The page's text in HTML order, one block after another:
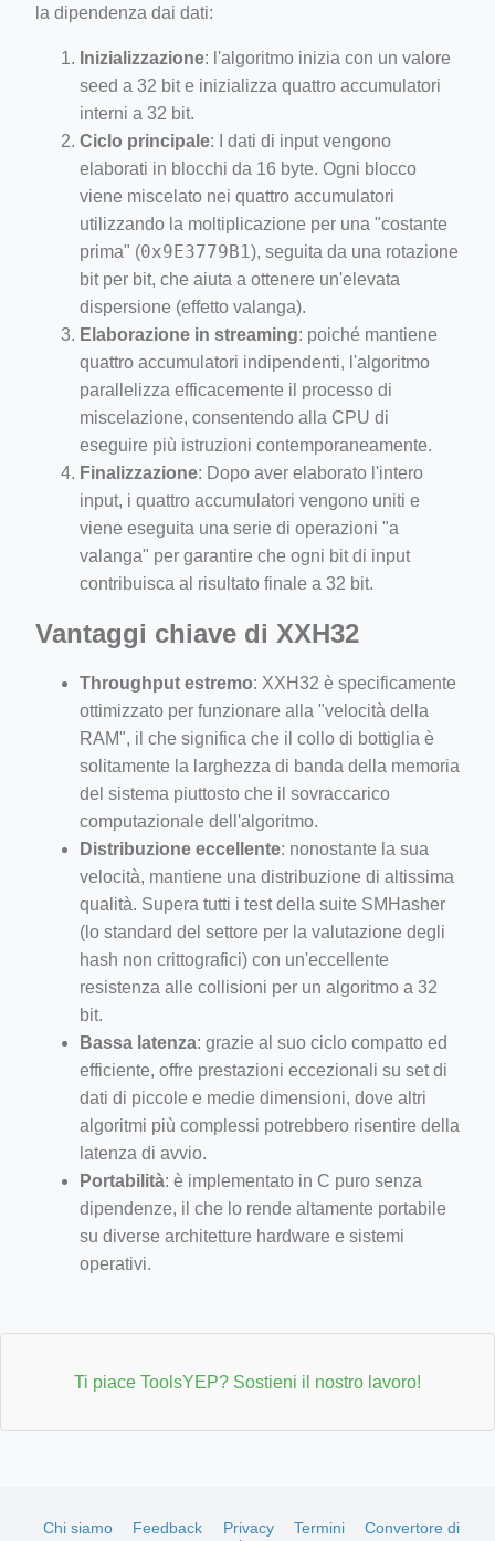
la dipendenza dai dati:
Inizializzazione: l'algoritmo inizia con un valore
seed a 32 bit e inizializza quattro accumulatori
interni a 32 bit.
Ciclo principale: I dati di input vengono
elaborati in blocchi da 16 byte. Ogni blocco
viene miscelato nei quattro accumulatori
utilizzando la moltiplicazione per una "costante
prima" (0x9E3779B1), seguita da una rotazione
bit per bit, che aiuta a ottenere un'elevata
dispersione (effetto valanga).
Elaborazione in streaming: poiché mantiene
quattro accumulatori indipendenti, l'algoritmo
parallelizza efficacemente il processo di
miscelazione, consentendo alla CPU di
eseguire più istruzioni contemporaneamente.
Finalizzazione: Dopo aver elaborato l'intero
input, i quattro accumulatori vengono uniti e
viene eseguita una serie di operazioni "a
valanga" per garantire che ogni bit di input
contribuisca al risultato finale a 32 bit.
Vantaggi chiave di XXH32
Throughput estremo: XXH32 è specificamente
ottimizzato per funzionare alla "velocità della
RAM", il che significa che il collo di bottiglia è
solitamente la larghezza di banda della memoria
del sistema piuttosto che il sovraccarico
computazionale dell'algoritmo.
Distribuzione eccellente: nonostante la sua
velocità, mantiene una distribuzione di altissima
qualità. Supera tutti i test della suite SMHasher
(lo standard del settore per la valutazione degli
hash non crittografici) con un'eccellente
resistenza alle collisioni per un algoritmo a 32
bit.
Bassa latenza: grazie al suo ciclo compatto ed
efficiente, offre prestazioni eccezionali su set di
dati di piccole e medie dimensioni, dove altri
algoritmi più complessi potrebbero risentire della
latenza di avvio.
Portabilità: è implementato in C puro senza
dipendenze, il che lo rende altamente portabile
su diverse architetture hardware e sistemi
operativi.
Ti piace ToolsYEP? Sostieni il nostro lavoro!
Chi siamo Feedback Privacy Termini
Convertore di